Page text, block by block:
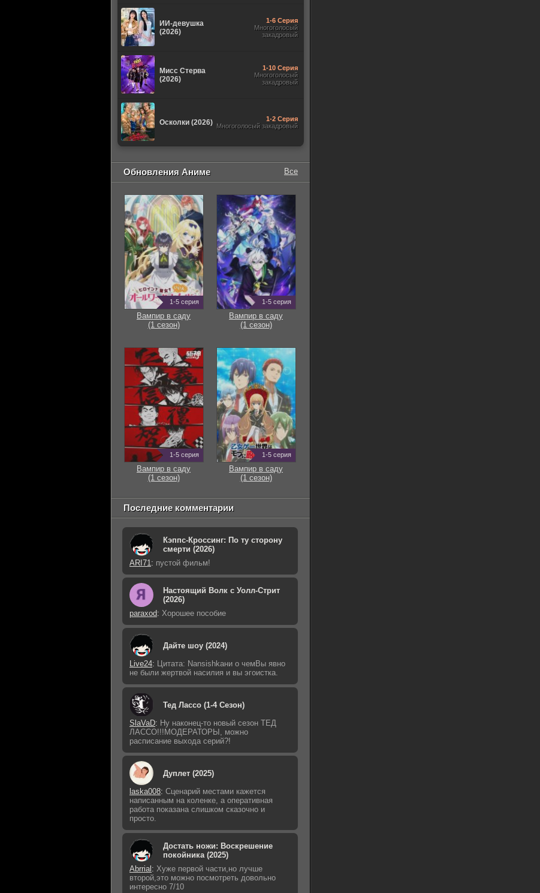
ИИ-девушка
(2026)
1-6 Серия
Многоголосый
закадровый
Мисс Стерва
(2026)
1-10 Серия
Многоголосый
закадровый
Осколки (2026)
1-2 Серия
Многоголосый закадровый
Обновления Аниме Все
1-5 серия
Вампир в саду
(1 сезон)
1-5 серия
Вампир в саду
(1 сезон)
1-5 серия
Вампир в саду
(1 сезон)
1-5 серия
Вампир в саду
(1 сезон)
Последние комментарии
Кэппс-Кроссинг: По ту сторону
смерти (2026)
ARI71: пустой фильм!
Настоящий Волк с Уолл-Стрит
(2026)
paraxod: Хорошее пособие
Дайте шоу (2024)
Live24: Цитата: Nansishkaни о чемВы явно
не были жертвой насилия и вы эгоистка.
Тед Лассо (1-4 Сезон)
SlaVaD: Ну наконец-то новый сезон ТЕД
ЛАССО!!!МОДЕРАТОРЫ, можно
расписание выхода серий?!
Дуплет (2025)
laska008: Сценарий местами кажется
написанным на коленке, а оперативная
работа показана слишком сказочно и
просто.
Достать ножи: Воскрешение
покойника (2025)
Abrrial : Хуже первой части,но лучше
второй,это можно посмотреть довольно
интересно 7/10